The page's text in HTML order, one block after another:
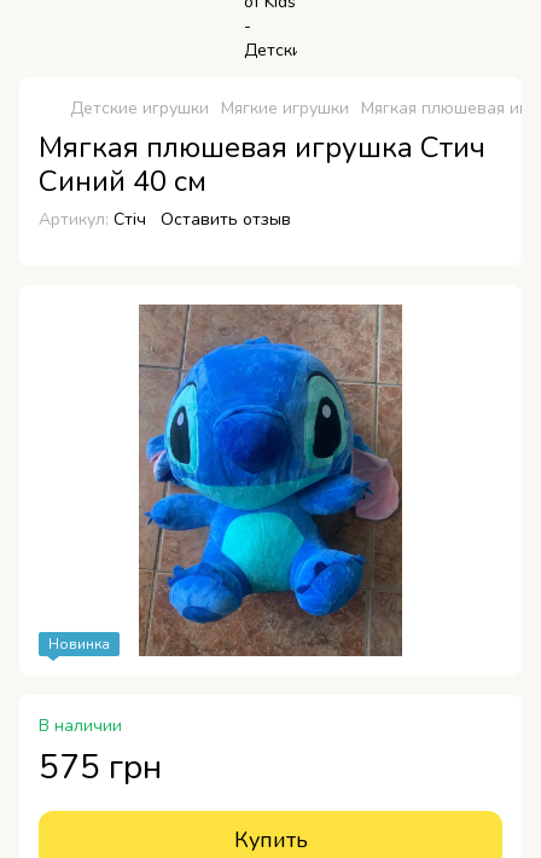
Детские игрушки Мягкие игрушки Мягкая плюшевая
Мягкая плюшевая игрушка Стич
Синий 40 см
Артикул: Стіч Оставить отзыв
Новинка
В наличии
575 грн
Купить